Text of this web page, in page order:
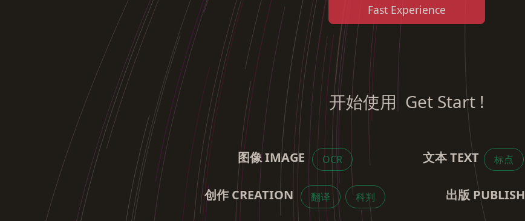
Fast Experience
开始使用 Get Start !
图像 IMAGE OCR 文本 TEXT 标点
创作 CREATION 翻译 科判 出版 PUBLISH